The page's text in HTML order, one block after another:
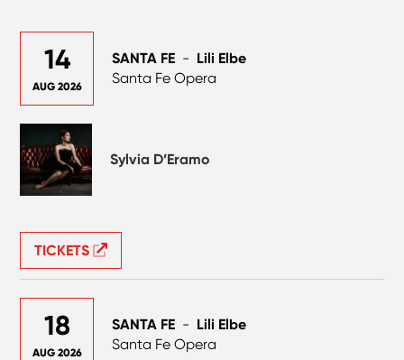
14
AUG 2026
SANTA FE - Lili Elbe
Santa Fe Opera
Sylvia D’Eramo
TICKETS
18
AUG 2026
SANTA FE - Lili Elbe
Santa Fe Opera